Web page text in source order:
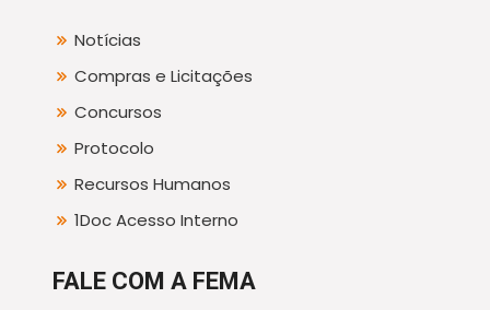
Notícias
Compras e Licitações
Concursos
Protocolo
Recursos Humanos
1Doc Acesso Interno
FALE COM A FEMA